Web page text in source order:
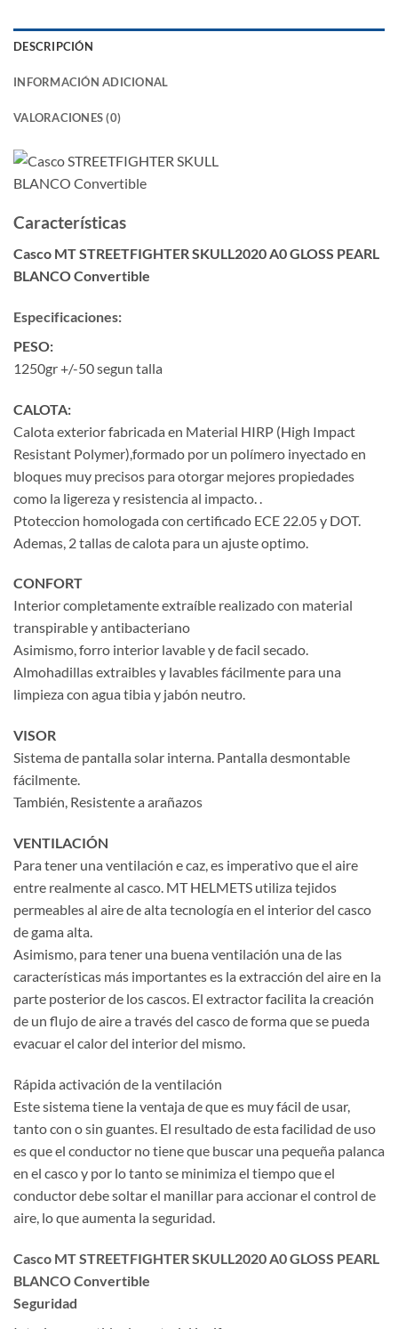
DESCRIPCIÓN
INFORMACIÓN ADICIONAL
VALORACIONES (0)
Características
Casco MT STREETFIGHTER SKULL2020 A0 GLOSS PEARL
BLANCO Convertible
Especificaciones:
PESO:
1250gr +/-50 segun talla
CALOTA:
Calota exterior fabricada en Material HIRP (High Impact
Resistant Polymer),formado por un polímero inyectado en
bloques muy precisos para otorgar mejores propiedades
como la ligereza y resistencia al impacto. .
Ptoteccion homologada con certificado ECE 22.05 y DOT.
Ademas, 2 tallas de calota para un ajuste optimo.
CONFORT
Interior completamente extraíble realizado con material
transpirable y antibacteriano
Asimismo, forro interior lavable y de facil secado.
Almohadillas extraibles y lavables fácilmente para una
limpieza con agua tibia y jabón neutro.
VISOR
Sistema de pantalla solar interna. Pantalla desmontable
fácilmente.
También, Resistente a arañazos
VENTILACIÓN
Para tener una ventilación e caz, es imperativo que el aire
entre realmente al casco. MT HELMETS utiliza tejidos
permeables al aire de alta tecnología en el interior del casco
de gama alta.
Asimismo, para tener una buena ventilación una de las
características más importantes es la extracción del aire en la
parte posterior de los cascos. El extractor facilita la creación
de un flujo de aire a través del casco de forma que se pueda
evacuar el calor del interior del mismo.
Rápida activación de la ventilación
Este sistema tiene la ventaja de que es muy fácil de usar,
tanto con o sin guantes. El resultado de esta facilidad de uso
es que el conductor no tiene que buscar una pequeña palanca
en el casco y por lo tanto se minimiza el tiempo que el
conductor debe soltar el manillar para accionar el control de
aire, lo que aumenta la seguridad.
Casco MT STREETFIGHTER SKULL2020 A0 GLOSS PEARL
BLANCO Convertible
Seguridad